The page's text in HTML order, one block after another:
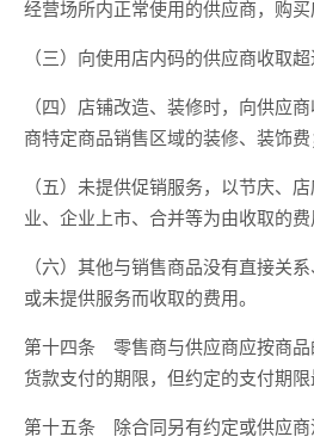
经营场所内正常使用的供应商，购买
（三）向使用店内码的供应商收取
（四）店铺改造、装修时，向供应
商特定商品销售区域的装修、装饰费
（五）未提供促销服务，以节庆、
业、企业上市、合并等为由收取的费
（六）其他与销售商品没有直接关
或未提供服务而收取的费用。
第十四条 零售商与供应商应按商品
货款支付的期限，但约定的支付期限
第十五条 除合同另有约定或供应